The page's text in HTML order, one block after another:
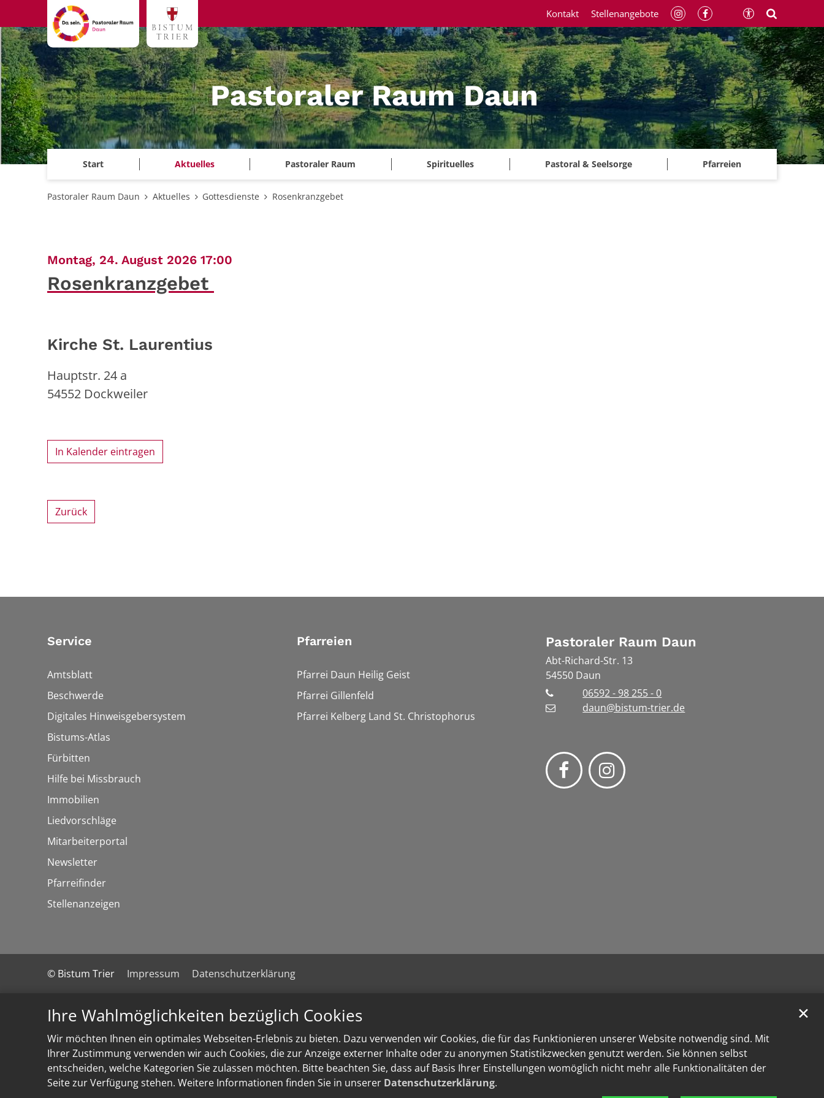
Ihre Wahlmöglichkeiten bezüglich Cookies
Wir möchten Ihnen ein optimales Webseiten-Erlebnis zu bieten. Dazu verwenden wir Cookies, die für das Funktionieren unserer Website notwendig sind. Mit
Ihrer Zustimmung verwenden wir auch Cookies, die zur Anzeige externer Inhalte oder zu anonymen Statistikzwecken genutzt werden. Sie können selbst
entscheiden, welche Kategorien Sie zulassen möchten. Bitte beachten Sie, dass auf Basis Ihrer Einstellungen womöglich nicht mehr alle Funktionalitäten der
Seite zur Verfügung stehen. Weitere Informationen finden Sie in unserer Datenschutzerklärung.
✕
Zum Inhalt springen
Pastoraler Raum Daun
Start Aktuelles Pastoraler Raum Spirituelles Pastoral & Seelsorge Pfarreien
Kontakt Stellenangebote
Pastoraler Raum Daun Aktuelles Gottesdienste Rosenkranzgebet
Montag, 24. August 2026 17:00
Rosenkranzgebet
Kirche St. Laurentius
Hauptstr. 24 a
54552 Dockweiler
In Kalender eintragen
Zurück
Service
Amtsblatt
Beschwerde
Digitales Hinweisgebersystem
Bistums-Atlas
Fürbitten
Hilfe bei Missbrauch
Immobilien
Liedvorschläge
Mitarbeiterportal
Newsletter
Pfarreifinder
Stellenanzeigen
Pfarreien
Pfarrei Daun Heilig Geist
Pfarrei Gillenfeld
Pfarrei Kelberg Land St. Christophorus
Pastoraler Raum Daun
Abt-Richard-Str. 13
54550 Daun
06592 - 98 255 - 0
daun@bistum-trier.de
© Bistum Trier Impressum Datenschutzerklärung